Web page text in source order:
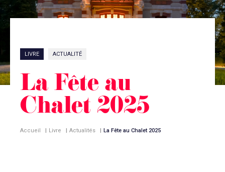
LIVRE ACTUALITÉ
La Fête au
Chalet 2025
Accueil | Livre | Actualités | La Fête au Chalet 2025